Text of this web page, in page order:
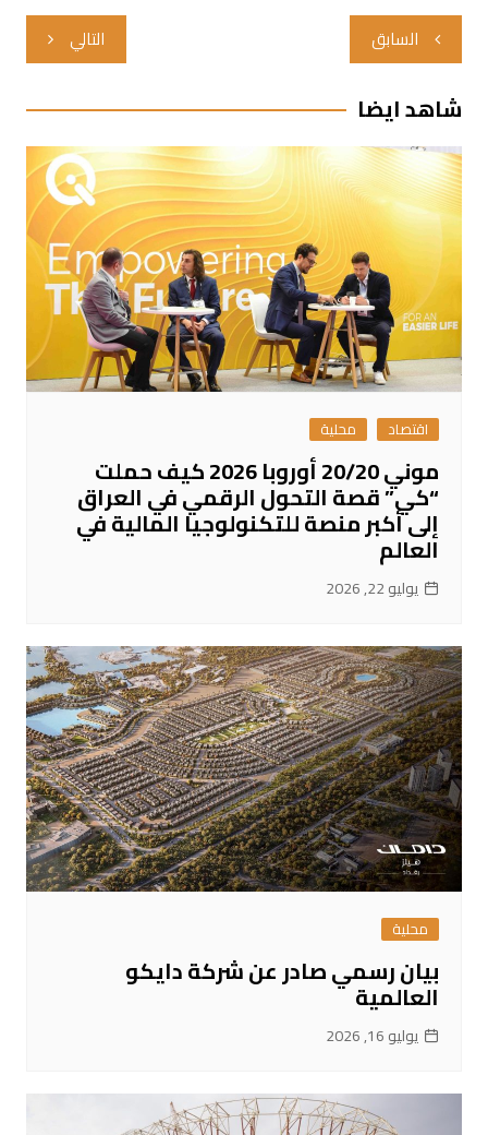
تصفّح
المقالات
السابق التالي
شاهد ايضا
اقتصاد محلية
موني 20/20 أوروبا 2026 كيف حملت
“كي” قصة التحول الرقمي في العراق
إلى أكبر منصة للتكنولوجيا المالية في
العالم
يوليو 22, 2026
محلية
بيان رسمي صادر عن شركة دايكو
العالمية
يوليو 16, 2026